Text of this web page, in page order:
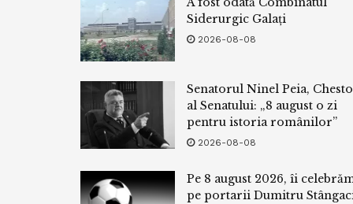
Siderurgic Galați
2026-08-08
Senatorul Ninel Peia,
al Senatului: „8 august o zi
pentru istoria românilor”
2026-08-08
Pe 8 august 2026, îi
pe portarii Dumitru